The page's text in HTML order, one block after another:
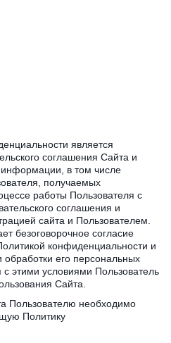
является
соглашения Сайта и
информации, в том числе
получаемых
работы Пользователя с
соглашения и
сайта и Пользователем.
безоговорочное согласие
конфиденциальности и
его персональных
этими условиями Пользователь
Сайта.
Пользователю необходимо
Политику